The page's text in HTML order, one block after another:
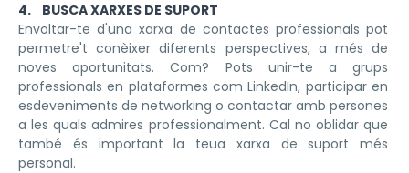
4. BUSCA XARXES DE SUPORT
Envoltar-te d'una xarxa de contactes professionals pot
permetre't conèixer diferents perspectives, a més de
noves oportunitats. Com? Pots unir-te a grups
professionals en plataformes com LinkedIn, participar en
esdeveniments de networking o contactar amb persones
a les quals admires professionalment. Cal no oblidar que
també és important la teua xarxa de suport més
personal.